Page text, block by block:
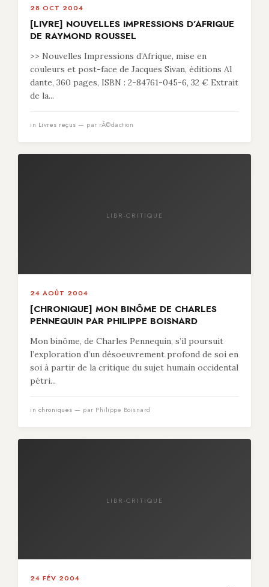
28 OCT 2004
[LIVRE] NOUVELLES IMPRESSIONS D’AFRIQUE
DE RAYMOND ROUSSEL
>> Nouvelles Impressions d’Afrique, mise en
couleurs et post-face de Jacques Sivan, éditions Al
dante, 360 pages, ISBN : 2-84761-045-6, 32 € Extrait
de la...
in Livres reçus — par rÃ©daction
LIBR-CRITIQUE
24 AOÛT 2004
[CHRONIQUE] MON BINÔME DE CHARLES
PENNEQUIN PAR PHILIPPE BOISNARD
Mon binôme, de Charles Pennequin, s’il poursuit
l’exploration d’un désoeuvrement profond de soi en
soi à partir de la critique du sujet humain occidental
pétri...
in chroniques — par Philippe Boisnard
LIBR-CRITIQUE
24 FÉV 2004